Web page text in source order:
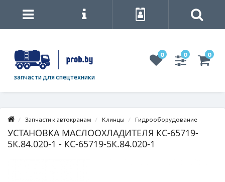
запчасти для спецтехники
0 0 0
Запчасти к автокранам Клинцы Гидрооборудование
УСТАНОВКА МАСЛООХЛАДИТЕЛЯ КС-65719-
5К.84.020-1 - КС-65719-5К.84.020-1